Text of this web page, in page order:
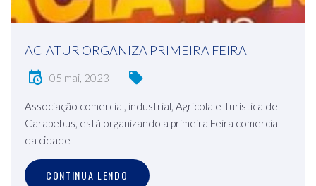
ACIATUR ORGANIZA PRIMEIRA FEIRA
05 mai, 2023
Associação comercial, industrial, Agrícola e Turística de
Carapebus, está organizando a primeira Feira comercial
da cidade
CONTINUA LENDO